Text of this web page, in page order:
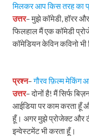
मिलकर आप किस तरह का
उत्तर– मुझे कॉमेडी, हॉरर
फिलहाल मैं एक कॉमेडी
कॉमेडियन केविन कविनो
प्रश्न–गौरव फ़िल्म मेकिंग
उत्तर– दोनों है! मैं सिर्फ
आईडिया पर काम करता हूँ
हूँ। अगर मुझे प्रोजेक्ट और
इन्वेस्टमेंट भी करता हूँ।